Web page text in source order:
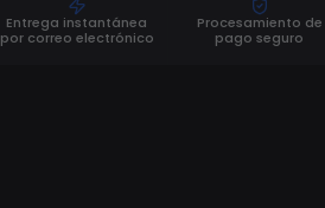
Entrega instantánea
por correo electrónico
Procesamiento de
pago seguro